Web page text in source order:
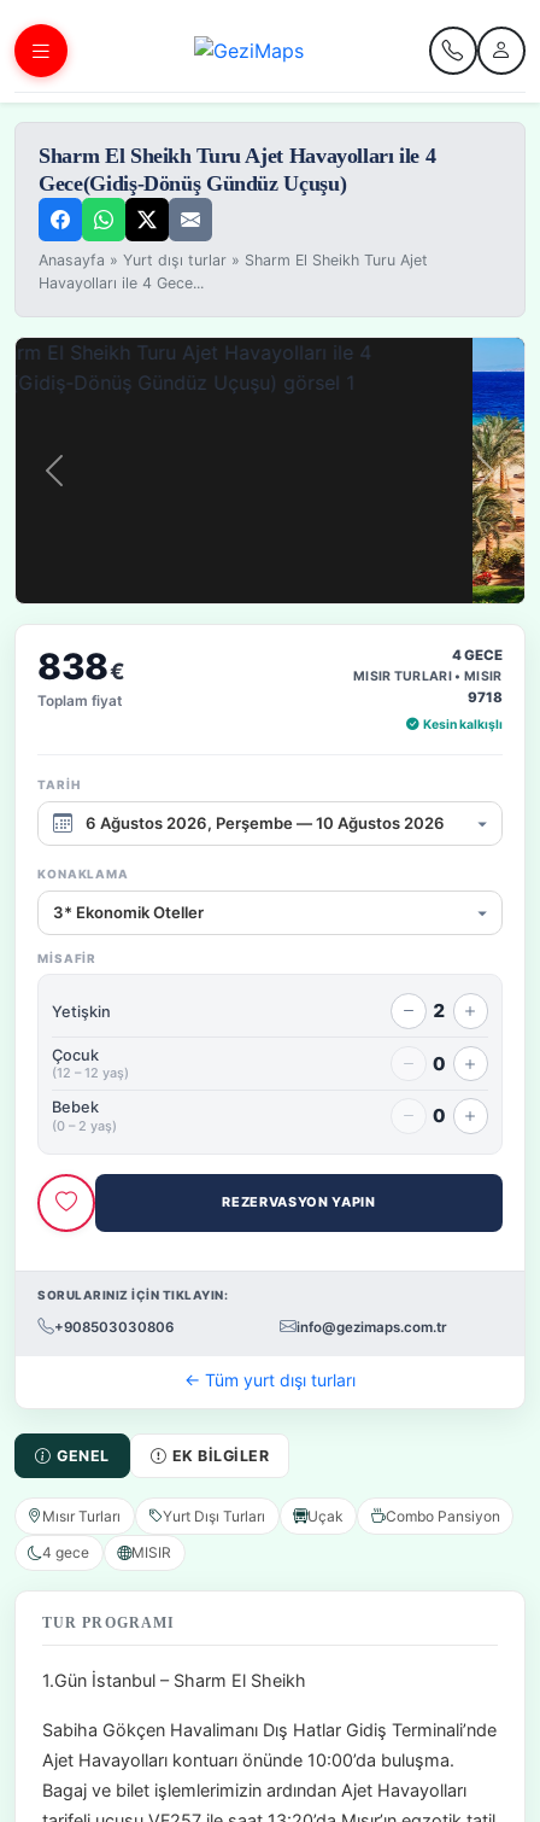
Sharm El Sheikh Turu Ajet Havayolları ile 4
Gece(Gidiş-Dönüş Gündüz Uçuşu)
Anasayfa »Yurt dışı turlar » Sharm El Sheikh Turu Ajet
Havayolları ile 4 Gece...
838€
Toplam fiyat
4 GECE
MISIR TURLARI • MISIR
9718
Kesin kalkışlı
TARIH
Çıkış tarihi aralığı
KONAKLAMA
Konaklama / fiyat seçeneği
MISAFIR
Yetişkin 2
Çocuk
(12 – 12 yaş) 0
Bebek
(0 – 2 yaş) 0
REZERVASYON YAPIN
SORULARINIZ İÇİN TIKLAYIN:
+908503030806 info@gezimaps.com.tr
← Tüm yurt dışı turları
GENEL EK BILGILER
Mısır Turları Yurt Dışı Turları Uçak Combo Pansiyon
4 gece MISIR
TUR PROGRAMI
1.Gün İstanbul – Sharm El Sheikh
Sabiha Gökçen Havalimanı Dış Hatlar Gidiş Terminali’nde
Ajet Havayolları kontuarı önünde 10:00’da buluşma.
Bagaj ve bilet işlemlerimizin ardından Ajet Havayolları